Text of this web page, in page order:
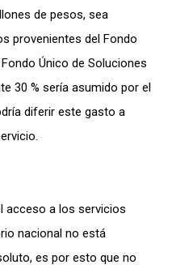
de pesos, sea
provenientes del Fondo
Único de Soluciones
30 % sería asumido por el
diferir este gasto a
acceso a los servicios
nacional no está
es por esto que no